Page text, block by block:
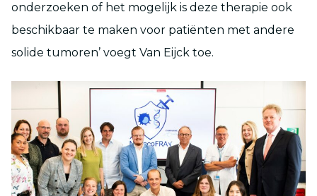
onderzoeken of het mogelijk is deze therapie ook
beschikbaar te maken voor patiënten met andere
solide tumoren’ voegt Van Eijck toe.